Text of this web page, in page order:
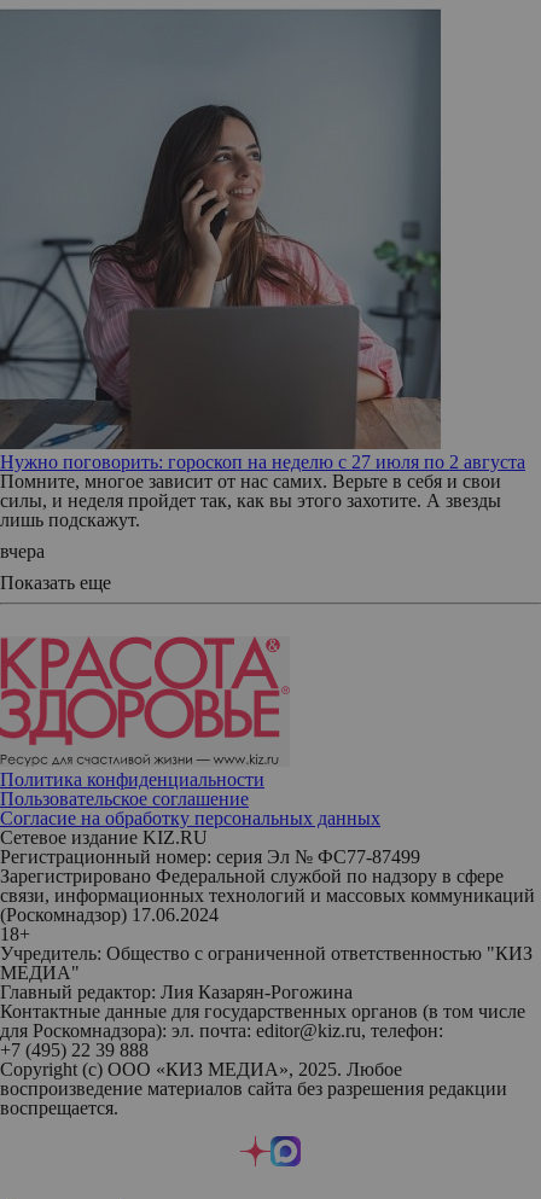
Нужно поговорить: гороскоп на неделю с 27 июля по 2 августа
Помните, многое зависит от нас самих. Верьте в себя и свои
силы, и неделя пройдет так, как вы этого захотите. А звезды
лишь подскажут.
вчера
Показать еще
Политика конфиденциальности
Пользовательское соглашение
Согласие на обработку персональных данных
Сетевое издание KIZ.RU
Регистрационный номер: серия Эл № ФС77-87499
Зарегистрировано Федеральной службой по надзору в сфере
связи, информационных технологий и массовых коммуникаций
(Роскомнадзор) 17.06.2024
18+
Учредитель: Общество с ограниченной ответственностью "КИЗ
МЕДИА"
Главный редактор: Лия Казарян-Рогожина
Контактные данные для государственных органов (в том числе
для Роскомнадзора): эл. почта: editor@kiz.ru, телефон:
+7 (495) 22 39 888
Copyright (с) ООО «КИЗ МЕДИА», 2025. Любое
воспроизведение материалов сайта без разрешения редакции
воспрещается.